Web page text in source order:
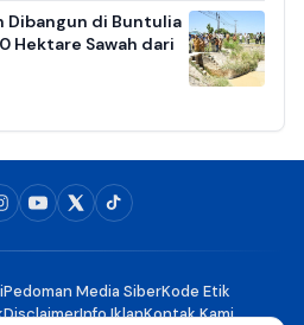
Dibangun di Buntulia
Hektare Sawah dari
Pedoman Media SiberKode Etik
DisclaimerInfo IklanKontak Kami